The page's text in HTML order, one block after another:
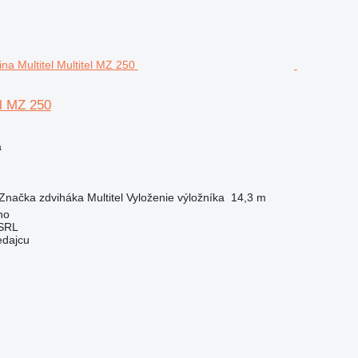
MZ 250
zdviháka Multitel Vyloženie výložníka
14,3 m